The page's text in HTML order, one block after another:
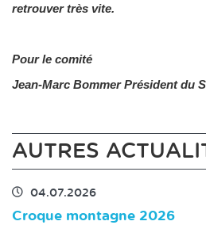
retrouver très vite.
Pour le comité
Jean-Marc Bommer Président du
AUTRES
04.07.2026
Croque montagne 2026